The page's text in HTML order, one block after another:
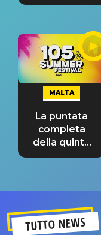
MALTA
La puntata
completa
della quinta
tappa
TUTTO NEWS